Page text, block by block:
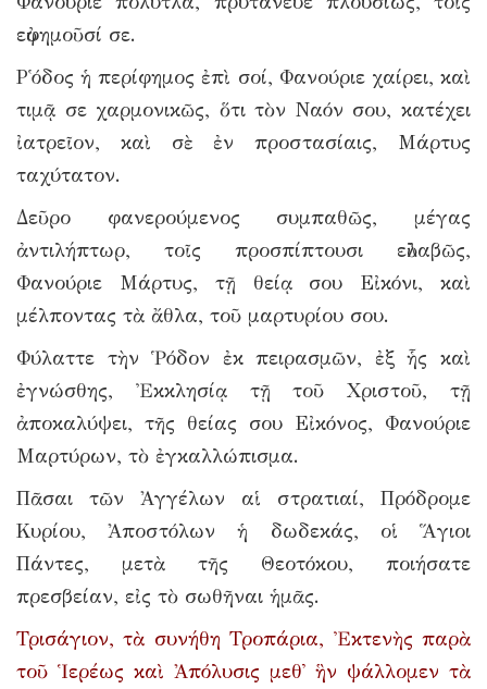
εὐφημοῦσί σε.
Ρ῾όδος ἡ περίφημος ἐπὶ σοί, Φανούριε χαίρει, καὶ
τιμᾷ σε χαρμονικῶς, ὅτι τὸν Ναόν σου, κατέχει
ἰατρεῖον, καὶ σὲ ἐν προστασίαις, Μάρτυς
ταχύτατον.
Δεῦρο φανερούμενος συμπαθῶς, μέγας
ἀντιλήπτωρ, τοῖς προσπίπτουσι εὐλαβῶς,
Φανούριε Μάρτυς, τῇ θείᾳ σου Εἰκόνι, καὶ
μέλποντας τὰ ἄθλα, τοῦ μαρτυρίου σου.
Φύλαττε τὴν Ῥόδον ἐκ πειρασμῶν, ἐξ ἧς καὶ
ἐγνώσθης, Ἐκκλησίᾳ τῇ τοῦ Χριστοῦ, τῇ
ἀποκαλύψει, τῆς θείας σου Εἰκόνος, Φανούριε
Μαρτύρων, τὸ ἐγκαλλώπισμα.
Πᾶσαι τῶν Ἀγγέλων αἱ στρατιαί, Πρόδρομε
Κυρίου, Ἀποστόλων ἡ δωδεκάς, οἱ Ἅγιοι
Πάντες, μετὰ τῆς Θεοτόκου, ποιήσατε
πρεσβείαν, εἰς τὸ σωθῆναι ἡμᾶς.
Τρισάγιον, τὰ συνήθη Τροπάρια, Ἐκτενὴς παρὰ
τοῦ Ἱερέως καὶ Ἀπόλυσις μεθ᾿ ἣν ψάλλομεν τὰ